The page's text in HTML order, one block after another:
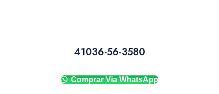
41036-56-3580
Comprar Via WhatsApp